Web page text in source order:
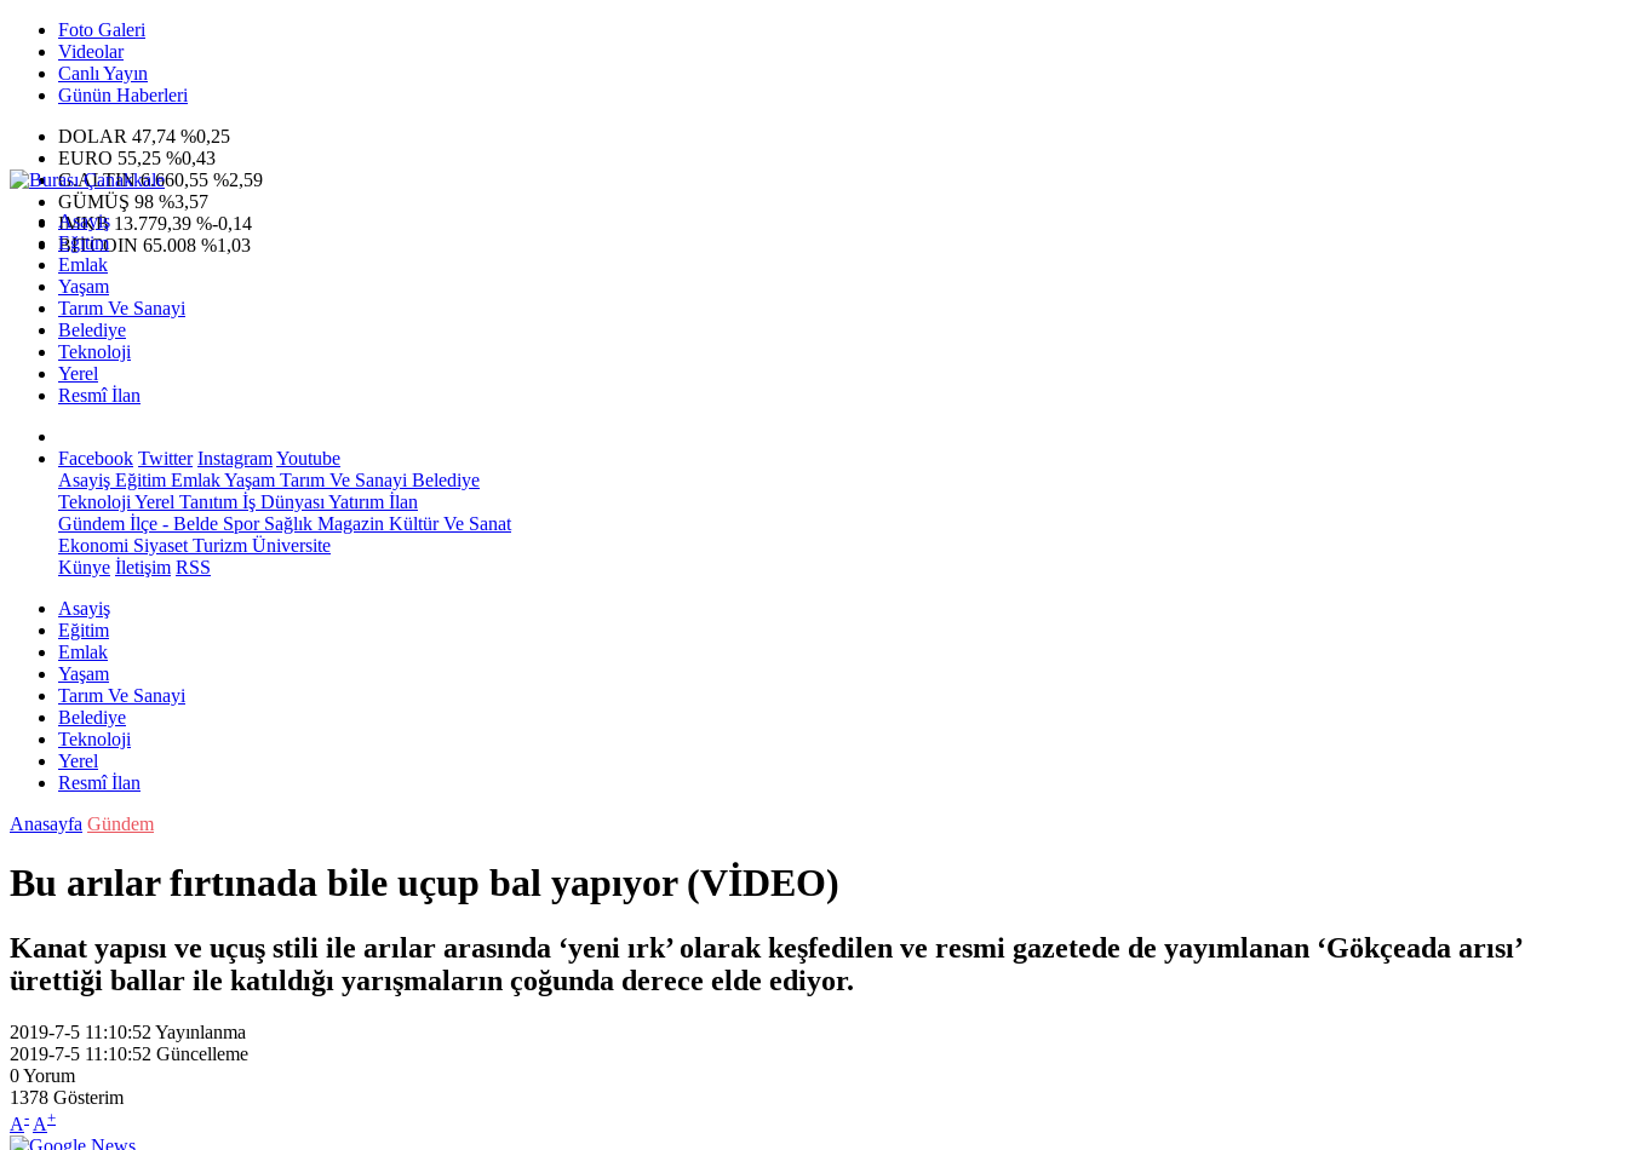
Foto Galeri
Videolar
Canlı Yayın
Günün Haberleri
DOLAR 47,74 %0,25
EURO 55,25 %0,43
G.ALTIN6.660,55 %2,59
GÜMÜŞ 98 %3,57
IMKB 13.779,39 %-0,14
BITCOIN 65.008 %1,03
Asayiş
Eğitim
Emlak
Yaşam
Tarım Ve Sanayi
Belediye
Teknoloji
Yerel
Resmî İlan
Facebook Twitter InstagramYoutube
Asayiş Eğitim EmlakYaşam Tarım Ve Sanayi Belediye
Teknoloji Yerel Tanıtım İş Dünyası Yatırım İlan
Gündem İlçe - Belde SporSağlık Magazin Kültür Ve Sanat
Ekonomi Siyaset Turizm Üniversite
Künye İletişim RSS
Asayiş
Eğitim
Emlak
Yaşam
Tarım Ve Sanayi
Belediye
Teknoloji
Yerel
Resmî İlan
Anasayfa Gündem
Bu arılar fırtınada bile uçup bal yapıyor (VİDEO)
Kanat yapısı ve uçuş stili ile arılar arasında ‘yeni ırk’ olarak keşfedilen ve resmi gazetede de yayımlanan ‘Gökçeada arısı’
ürettiği ballar ile katıldığı yarışmaların çoğunda derece elde ediyor.
2019-7-5 11:10:52 Yayınlanma
2019-7-5 11:10:52 Güncelleme
0Yorum
1378 Gösterim
A- A+